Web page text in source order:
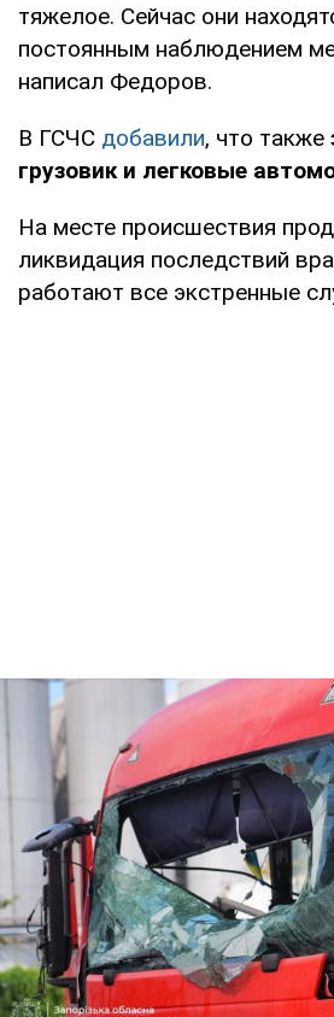
тяжелое. Сейчас они
постоянным наблюдением
написал Федоров.
В ГСЧС добавили, что также
грузовик и легковые
На месте происшествия
ликвидация последствий
работают все экстренные